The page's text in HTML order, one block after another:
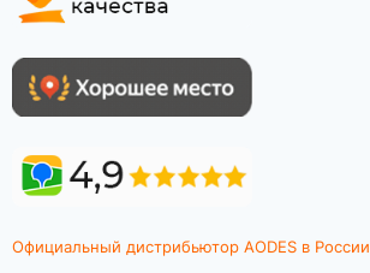
Официальный дистрибьютор AODES в России